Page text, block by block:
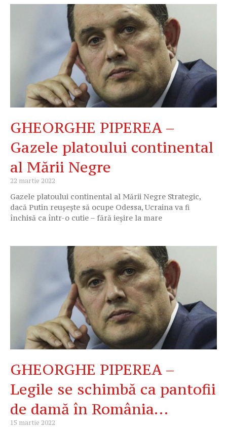
GHEORGHE PIPEREA –
Gazele platoului continental
al Mării Negre
22 martie 2022
Gazele platoului continental al Mării Negre Strategic,
dacă Putin reușește să ocupe Odessa, Ucraina va fi
închisă ca într-o cutie – fără ieșire la mare
GHEORGHE PIPEREA –
Legile se schimbă ca pantofii
de damă în România…
15 martie 2022